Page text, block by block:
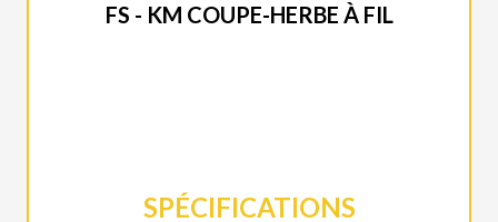
FS - KM COUPE-HERBE À FIL
SPÉCIFICATIONS